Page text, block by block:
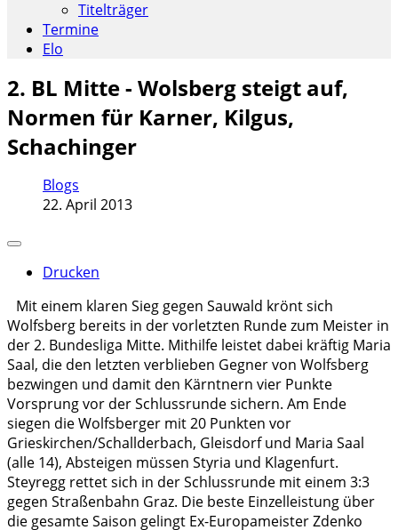
Titelträger
Termine
Elo
2. BL Mitte - Wolsberg steigt auf,
Normen für Karner, Kilgus,
Schachinger
Blogs
22. April 2013
Drucken
Mit einem klaren Sieg gegen Sauwald krönt sich
Wolfsberg bereits in der vorletzten Runde zum Meister in
der 2. Bundesliga Mitte. Mithilfe leistet dabei kräftig Maria
Saal, die den letzten verblieben Gegner von Wolfsberg
bezwingen und damit den Kärntnern vier Punkte
Vorsprung vor der Schlussrunde sichern. Am Ende
siegen die Wolfsberger mit 20 Punkten vor
Grieskirchen/Schallderbach, Gleisdorf und Maria Saal
(alle 14), Absteigen müssen Styria und Klagenfurt.
Steyregg rettet sich in der Schlussrunde mit einem 3:3
gegen Straßenbahn Graz. Die beste Einzelleistung über
die gesamte Saison gelingt Ex-Europameister Zdenko